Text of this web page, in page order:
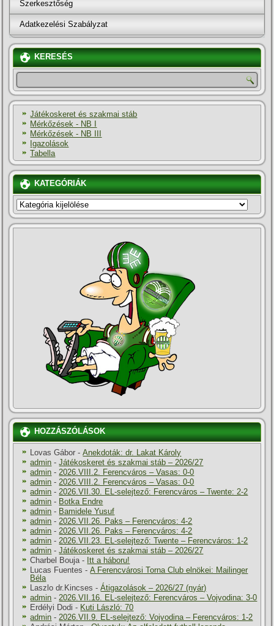
Szerkesztőség
Adatkezelési Szabályzat
KERESÉS
Játékoskeret és szakmai stáb
Mérkőzések - NB I
Mérkőzések - NB III
Igazolások
Tabella
KATEGÓRIÁK
KATEGÓRIÁK
HOZZÁSZÓLÁSOK
Lovas Gábor -Anekdoták: dr. Lakat Károly
admin -Játékoskeret és szakmai stáb – 2026/27
admin -2026.VIII.2. Ferencváros – Vasas: 0-0
admin -2026.VIII.2. Ferencváros – Vasas: 0-0
admin -2026.VII.30. EL-selejtező: Ferencváros – Twente: 2-2
admin - Botka Endre
admin - Bamidele Yusuf
admin -2026.VII.26. Paks – Ferencváros: 4-2
admin -2026.VII.26. Paks – Ferencváros: 4-2
admin -2026.VII.23. EL-selejtező: Twente – Ferencváros: 1-2
admin -Játékoskeret és szakmai stáb – 2026/27
Charbel Bouja- Itt a háboru!
Lucas Fuentes -A Ferencvárosi Torna Club elnökei: Mailinger
Béla
Laszlo dr.Kincses -Átigazolások – 2026/27 (nyár)
admin -2026.VII.16. EL-selejtező: Ferencváros – Vojvodina: 3-0
Erdélyi Dodi - Kuti László: 70
admin -2026.VII.9. EL-selejtező: Vojvodina – Ferencváros: 1-2